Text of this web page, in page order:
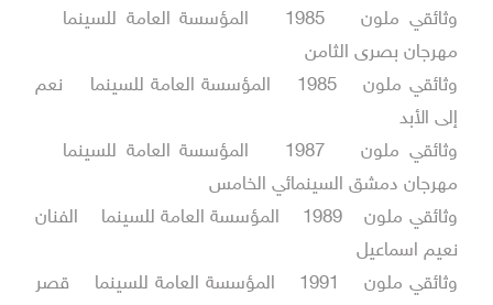
وثائقي ملون 1985 المؤسسة العامة للسينما
مهرجان بصرى الثامن
وثائقي ملون 1985 المؤسسة العامة للسينما نعم
إلى الأبد
وثائقي ملون 1987 المؤسسة العامة للسينما
مهرجان دمشق السينمائي الخامس
وثائقي ملون 1989 المؤسسة العامة للسينما الفنان
نعيم اسماعيل
وثائقي ملون 1991 المؤسسة العامة للسينما قصر